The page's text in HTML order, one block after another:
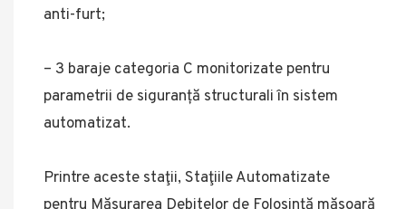
anti-furt;
– 3 baraje categoria C monitorizate pentru
parametrii de siguranță structurali în sistem
automatizat.
Printre aceste staţii, Staţiile Automatizate